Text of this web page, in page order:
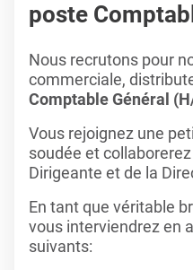
poste
Nous recrutons pour
commerciale,
Comptable Général
Vous rejoignez une
soudée et
Dirigeante et de la
En tant que véritable
vous interviendrez en
suivants: